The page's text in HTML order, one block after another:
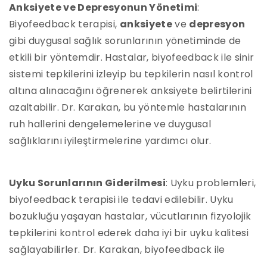
Anksiyete ve Depresyonun Yönetimi:
Biyofeedback terapisi, anksiyeteve depresyon
gibi duygusal sağlık sorunlarının yönetiminde de
etkili bir yöntemdir. Hastalar, biyofeedback ile sinir
sistemi tepkilerini izleyip bu tepkilerin nasıl kontrol
altına alınacağını öğrenerek anksiyete belirtilerini
azaltabilir. Dr. Karakan, bu yöntemle hastalarının
ruh hallerini dengelemelerine ve duygusal
sağlıklarını iyileştirmelerine yardımcı olur.
Uyku Sorunlarının Giderilmesi: Uyku problemleri,
biyofeedback terapisi ile tedavi edilebilir. Uyku
bozukluğu yaşayan hastalar, vücutlarının fizyolojik
tepkilerini kontrol ederek daha iyi bir uyku kalitesi
sağlayabilirler. Dr. Karakan, biyofeedback ile